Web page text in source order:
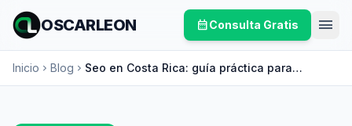
OSCARLEON calendar_monthConsulta Gratis menu
Inicio chevron_right Blog chevron_right Seo en Costa Rica: guía práctica para
negocios